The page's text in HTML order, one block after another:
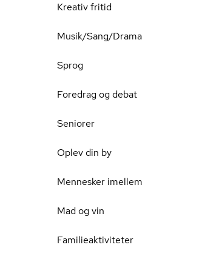
Kreativ fritid
Musik/Sang/Drama
Sprog
Foredrag og debat
Seniorer
Oplev din by
Mennesker imellem
Mad og vin
Familieaktiviteter